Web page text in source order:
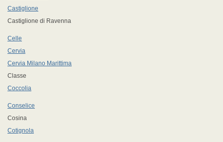
Castiglione
Castiglione di Ravenna
Celle
Cervia
Cervia Milano Marittima
Classe
Coccolia
Conselice
Cosina
Cotignola